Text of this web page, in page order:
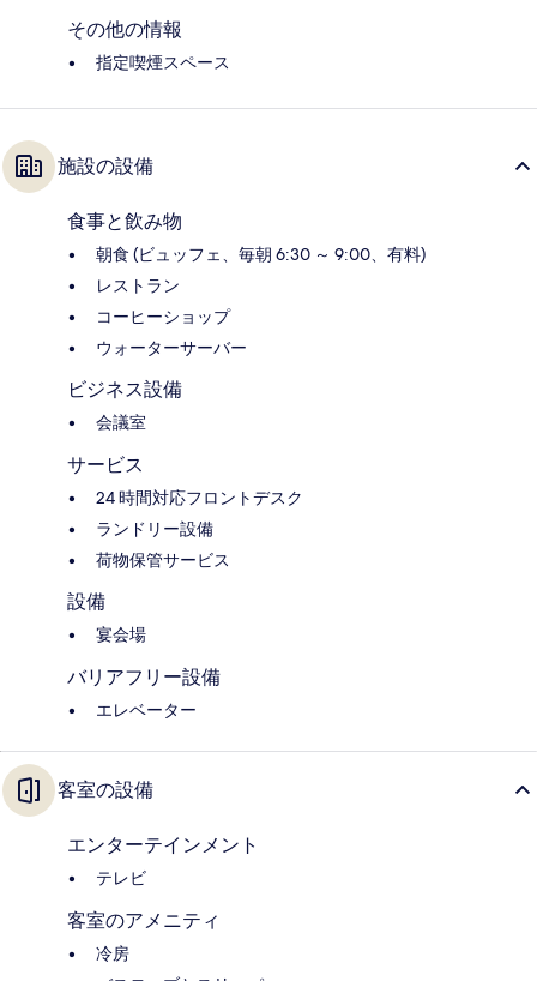
その他の情報
指定喫煙スペース
施設の設備
食事と飲み物
朝食 (ビュッフェ、毎朝 6:30 ～ 9:00、有料)
レストラン
コーヒーショップ
ウォーターサーバー
ビジネス設備
会議室
サービス
24 時間対応フロントデスク
ランドリー設備
荷物保管サービス
設備
宴会場
バリアフリー設備
エレベーター
客室の設備
エンターテインメント
テレビ
客室のアメニティ
冷房